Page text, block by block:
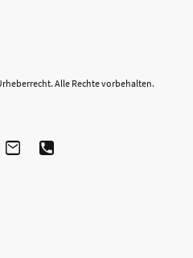
Alle Rechte vorbehalten.